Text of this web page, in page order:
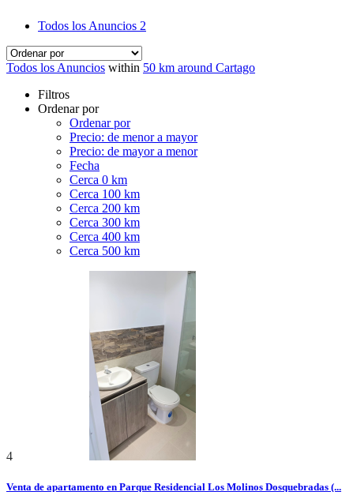
Todos los Anuncios 2
Todos los Anuncios within 50 km around Cartago
Filtros
Ordenar por
Ordenar por
Precio: de menor a mayor
Precio: de mayor a menor
Fecha
Cerca 0 km
Cerca 100 km
Cerca 200 km
Cerca 300 km
Cerca 400 km
Cerca 500 km
4
Venta de apartamento en Parque Residencial Los Molinos Dosquebradas (...